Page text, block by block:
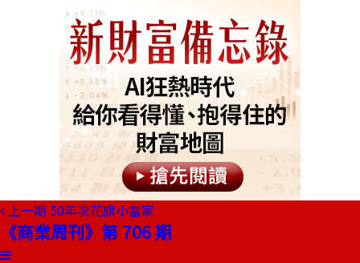
上一期 50年次花旗小當家
《商業周刊》第 706 期